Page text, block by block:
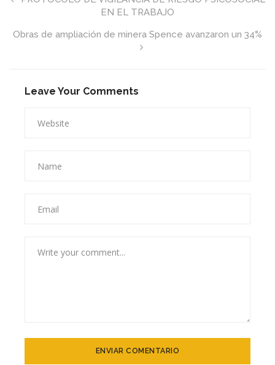
EN EL TRABAJO
Obras de ampliación de minera Spence avanzaron un 34%
Leave Your Comments